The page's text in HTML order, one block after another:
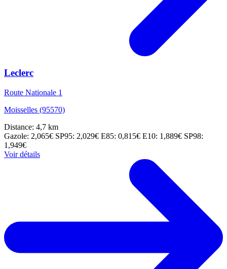
Leclerc
Route Nationale 1
Moisselles (95570)
Distance: 4,7 km
Gazole: 2,065€ SP95: 2,029€ E85: 0,815€ E10: 1,889€ SP98:
1,949€
Voir détails